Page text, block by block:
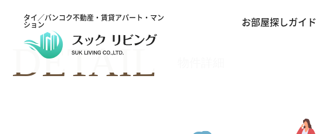
タイ／バンコク不動産・賃貸アパート・マン
ション
お部屋探しガイド
DETAIL